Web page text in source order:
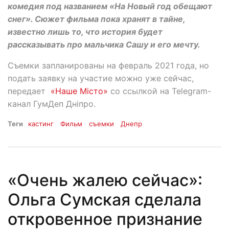
комедия под названием «На Новый год обещают
снег». Сюжет фильма пока хранят в тайне,
известно лишь то, что история будет
рассказывать про мальчика Сашу и его мечту.
Съемки запланированы на февраль 2021 года, но
подать заявку на участие можно уже сейчас,
передает «Наше Місто» со ссылкой на Telegram-
канал ГумДеп Дніпро.
Теги кастинг Фильм съемки Днепр
«Очень жалею сейчас»:
Ольга Сумская сделала
откровенное признание